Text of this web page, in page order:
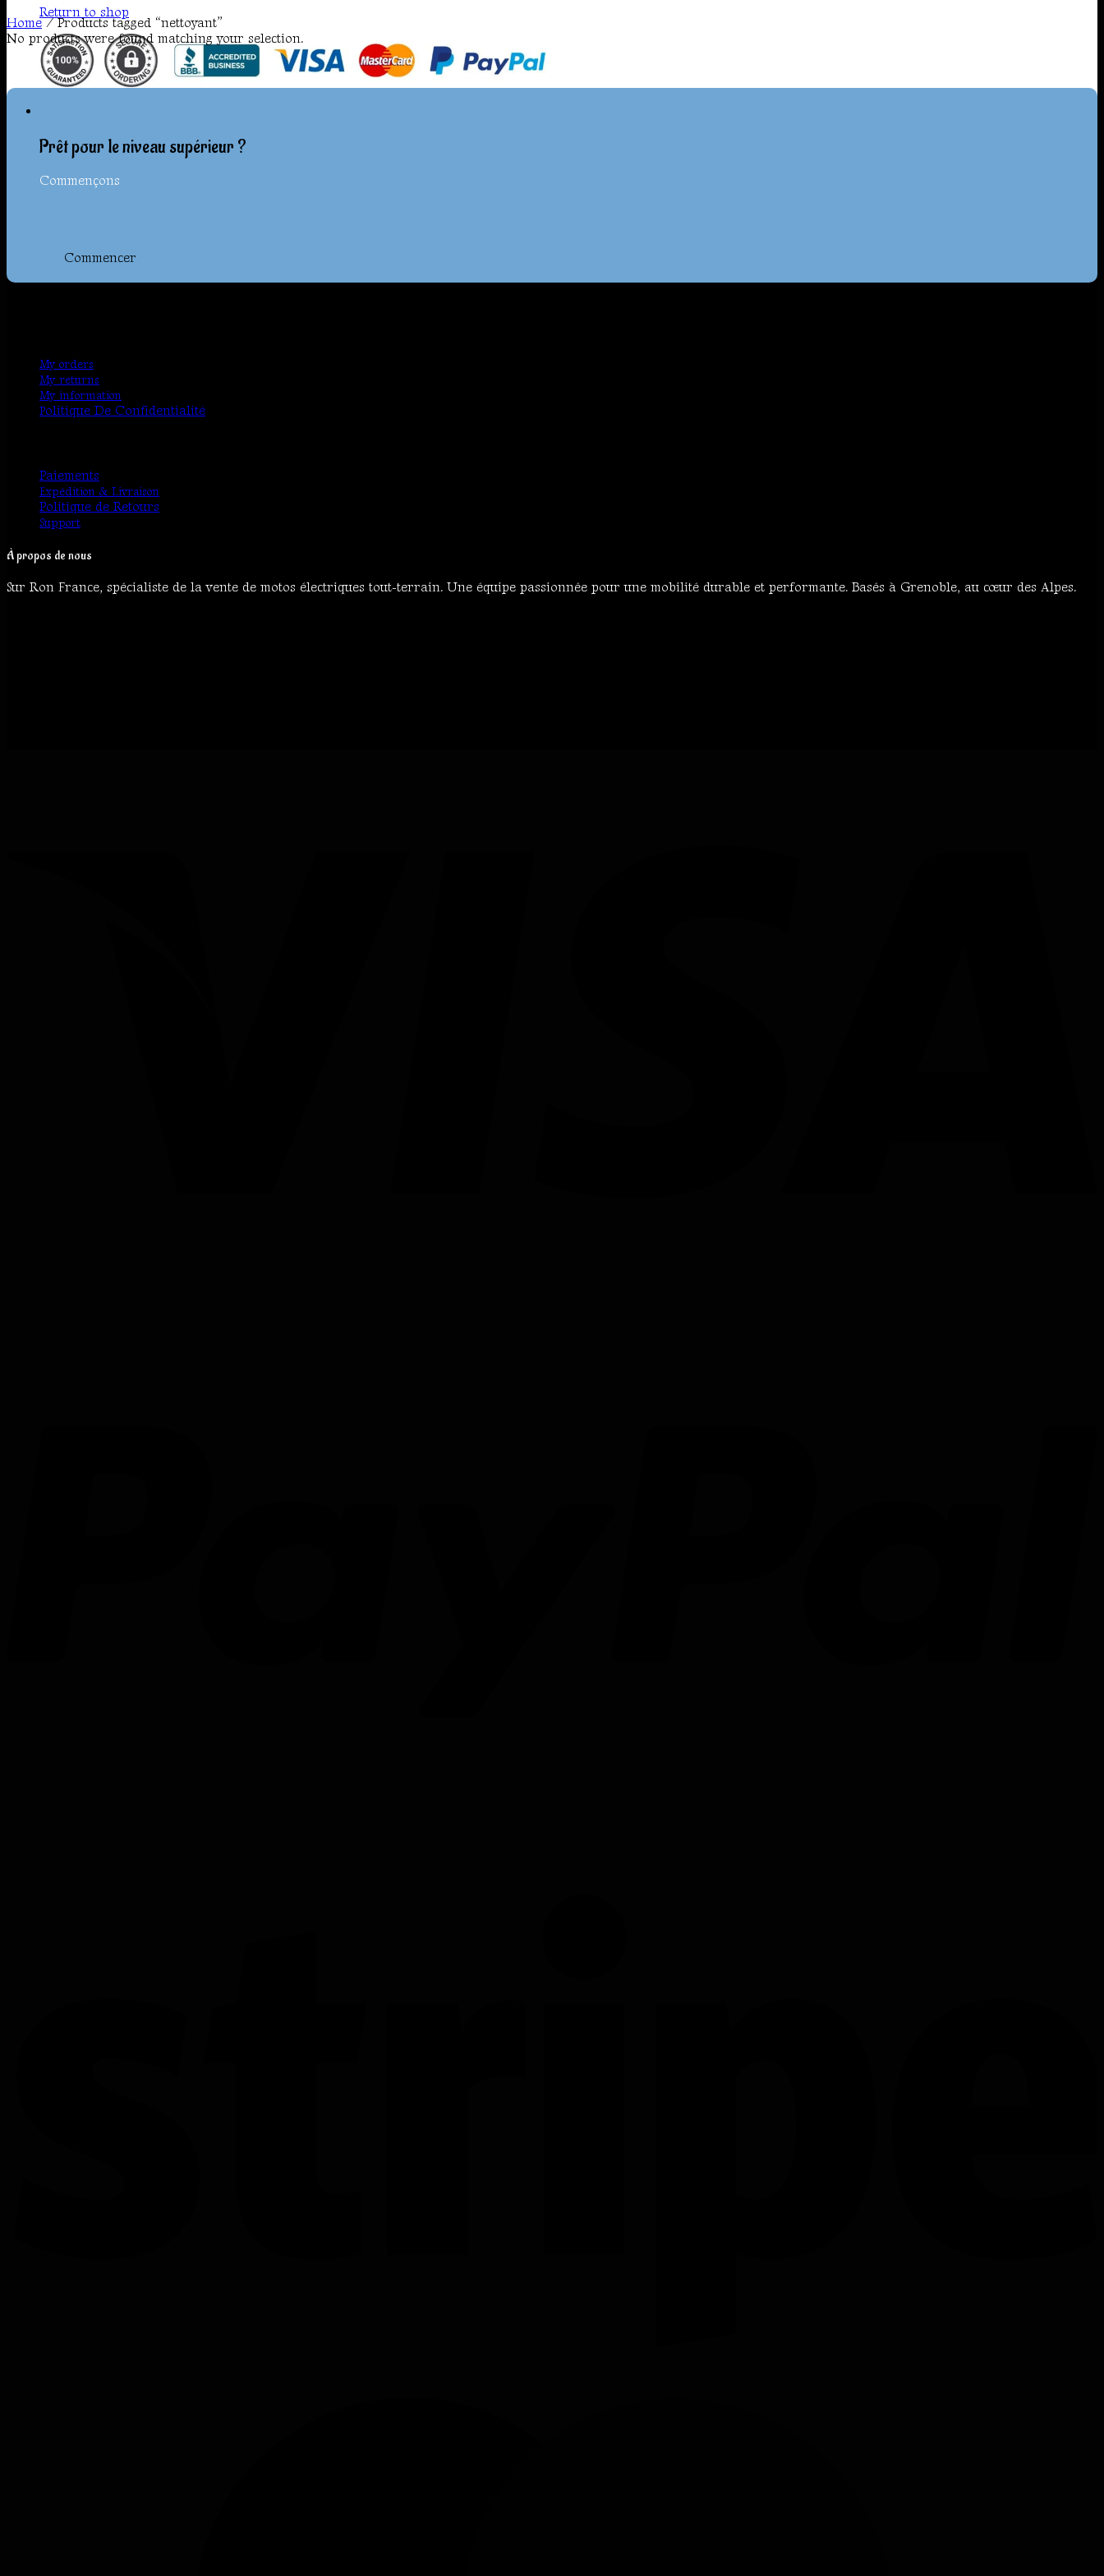
Return to shop
Home / Products tagged “nettoyant”
No products were found matching your selection.
Prêt pour le niveau supérieur ?
Commençons
Commencer
My orders
My returns
My information
Politique De Confidentialité
Paiements
Expédition & Livraison
Politique de Retours
Support
À propos de nous
Sur Ron France, spécialiste de la vente de motos électriques tout-terrain. Une équipe passionnée pour une mobilité durable et performante. Basés à Grenoble, au cœur des Alpes.